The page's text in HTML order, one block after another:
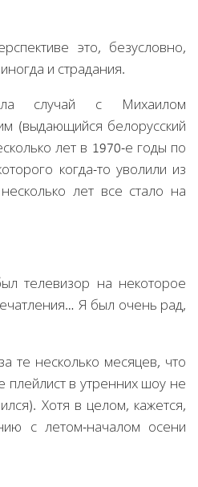
это, безусловно,
и страдания.
случай с Михаилом
(выдающийся белорусский
лет в 1970-е годы по
когда-то уволили из
лет все стало на
телевизор на некоторое
Я был очень рад,
те несколько месяцев, что
в утренних шоу не
Хотя в целом, кажется,
с летом-началом осени